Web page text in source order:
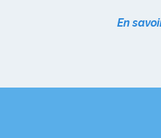
En